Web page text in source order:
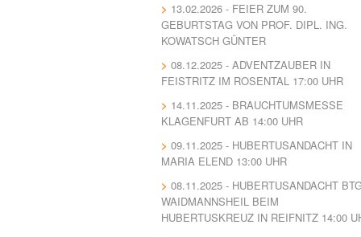
13.02.2026 - FEIER ZUM 90.
GEBURTSTAG VON PROF. DIPL. ING.
KOWATSCH GÜNTER
08.12.2025 - ADVENTZAUBER IN
FEISTRITZ IM ROSENTAL 17:00 UHR
14.11.2025 - BRAUCHTUMSMESSE
KLAGENFURT AB 14:00 UHR
09.11.2025 - HUBERTUSANDACHT IN
MARIA ELEND 13:00 UHR
08.11.2025 - HUBERTUSANDACHT
WAIDMANNSHEIL BEIM
HUBERTUSKREUZ IN REIFNITZ 14:00